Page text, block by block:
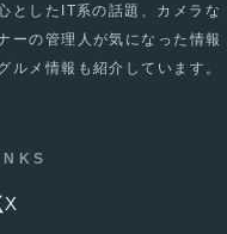
としたIT系の話題、カメラな
ーの管理人が気になった情報
ルメ情報も紹介しています。
X